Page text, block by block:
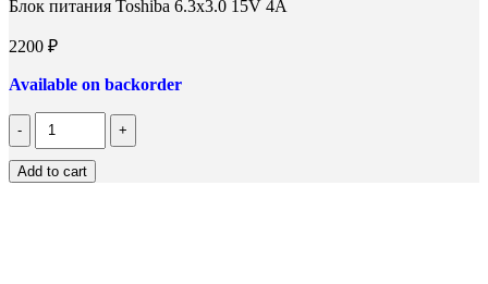
Блок питания Toshiba 6.3x3.0 15V 4A
2200 ₽
Available on backorder
Количество
Блок
питания
Toshiba
Add to cart